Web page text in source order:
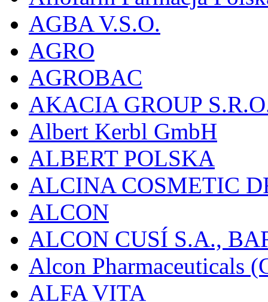
AGBA V.S.O.
AGRO
AGROBAC
AKACIA GROUP
Albert Kerbl GmbH
ALBERT POLSKA
ALCINA COSMETIC
ALCON
ALCON CUSÍ S.A.,
Alcon Pharmaceuticals
ALFA VITA